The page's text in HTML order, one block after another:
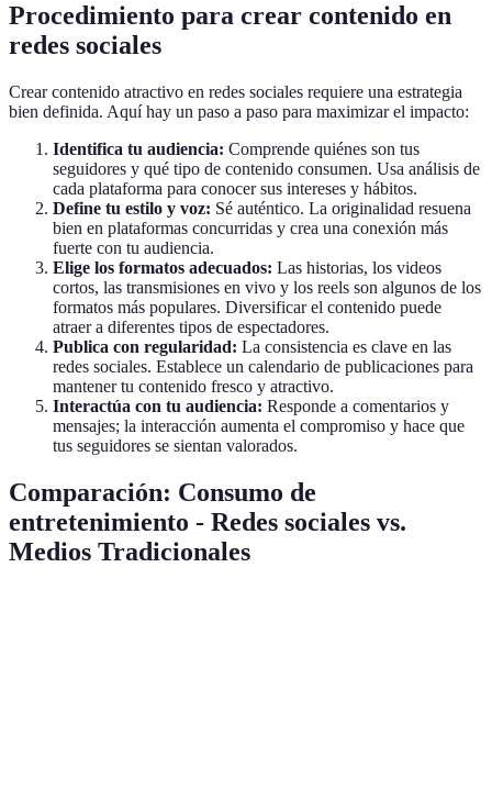
Procedimiento para crear contenido en
redes sociales
Crear contenido atractivo en redes sociales requiere una estrategia
bien definida. Aquí hay un paso a paso para maximizar el impacto:
Identifica tu audiencia: Comprende quiénes son tus
seguidores y qué tipo de contenido consumen. Usa análisis de
cada plataforma para conocer sus intereses y hábitos.
Define tu estilo y voz: Sé auténtico. La originalidad resuena
bien en plataformas concurridas y crea una conexión más
fuerte con tu audiencia.
Elige los formatos adecuados: Las historias, los videos
cortos, las transmisiones en vivo y los reels son algunos de los
formatos más populares. Diversificar el contenido puede
atraer a diferentes tipos de espectadores.
Publica con regularidad: La consistencia es clave en las
redes sociales. Establece un calendario de publicaciones para
mantener tu contenido fresco y atractivo.
Interactúa con tu audiencia: Responde a comentarios y
mensajes; la interacción aumenta el compromiso y hace que
tus seguidores se sientan valorados.
Comparación: Consumo de
entretenimiento - Redes sociales vs.
Medios Tradicionales